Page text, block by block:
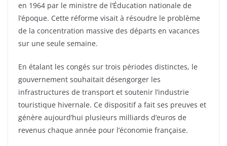
en 1964 par le ministre de l’Éducation nationale de
l’époque. Cette réforme visait à résoudre le problème
de la concentration massive des départs en vacances
sur une seule semaine.
En étalant les congés sur trois périodes distinctes, le
gouvernement souhaitait désengorger les
infrastructures de transport et soutenir l’industrie
touristique hivernale. Ce dispositif a fait ses preuves et
génère aujourd’hui plusieurs milliards d’euros de
revenus chaque année pour l’économie française.